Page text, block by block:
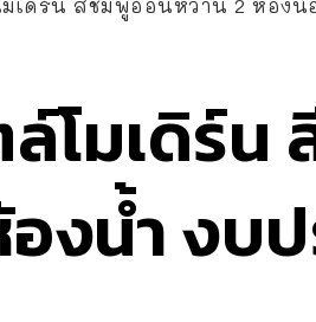
เดิร์น สีชมพูอ่อนหวาน 2 ห้องน
โมเดิร์น
งน้ำ งบ